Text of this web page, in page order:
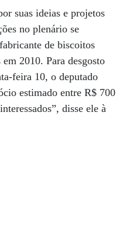
suas ideias e projetos
no plenário se
de biscoitos
2010. Para desgosto
feira 10, o deputado
estimado entre R$ 700
disse ele à